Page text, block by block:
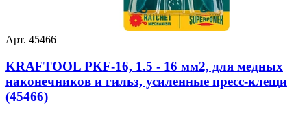
Арт. 45466
KRAFTOOL PKF-16, 1.5 - 16 мм2, для медных
наконечников и гильз, усиленные пресс-клещи
(45466)